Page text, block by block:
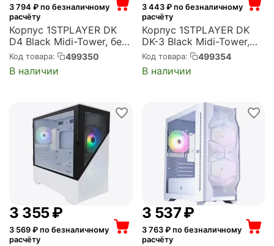
3 794 ₽ по безналичному
расчёту
Корпус 1STPLAYER DK
D4 Black Midi-Tower, без
БП, с окном, подсветка,
2xUSB 2.0, 1xUSB 3.0,
чёрный (D4-BK-4F1)
Код товара: 499350
В наличии
3 443₽ по безналичному
расчёту
Корпус 1STPLAYER DK
DK-3 Black Midi-Tower,
без БП, с окном,
подсветка, 2xUSB 2.0,
1xUSB 3.0, чёрный (DK-3-
Код товара: 499354
В наличии
3 355₽
3 569 ₽ по безналичному
расчёту
3 537₽
3 763₽ по безналичному
расчёту